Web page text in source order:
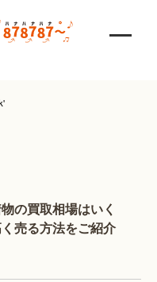
の買取相場はいく
売る方法をご紹介